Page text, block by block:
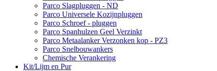
Parco Slagpluggen - ND
Parco Universele Kozijnpluggen
Parco Schroef - pluggen
Parco Spanhulzen Geel Verzinkt
Parco Metaalanker Verzonken kop - PZ3
Parco Snelbouwankers
Chemische Verankering
Kit/Lijm en Pur